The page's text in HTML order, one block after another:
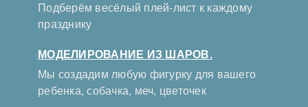
Подберём весёлый плей-лист к каждому
празднику
МОДЕЛИРОВАНИЕ ИЗ ШАРОВ.
Мы создадим любую фигурку для вашего
ребенка, собачка, меч, цветочек